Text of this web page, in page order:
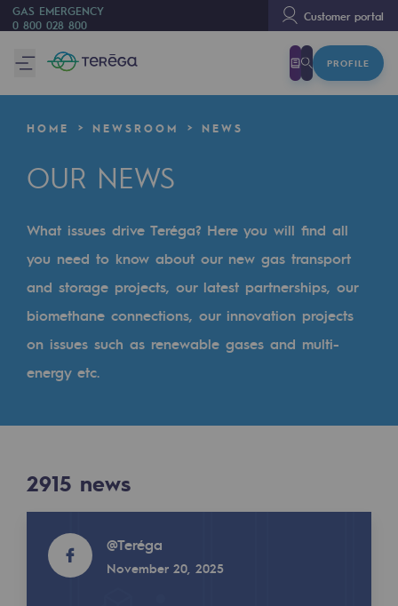
GAS EMERGENCY
0 800 028 800
Customer portal
PROFILE
We are
Teréga
Accelerator of energy transition
A local and European network
An adaptive and open organisation
An adaptive and open
Our culture and values
A certified organisation
Our organisation
Our organisation
HOME NEWSROOM NEWS
OUR NEWS
What issues drive Teréga? Here you will find all
you need to know about our new gas transport
and storage projects, our latest partnerships, our
biomethane connections, our innovation projects
on issues such as renewable gases and multi-
energy etc.
2915 NEWS
Read more
@teréga
2915 news
@Teréga
November 20, 2025